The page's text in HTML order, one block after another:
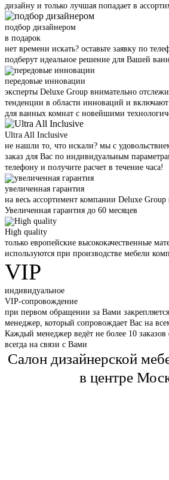
дизайну и только лучшая попадает в
подбор дизайнером
в подарок
нет времени искать? оставьте заявку по
подберут идеальное решение для Вашей
передовые инновации
эксперты Deluxe Group внимательно
тенденции в области инноваций и включают
для ванных комнат с новейшими
Ultra All Inclusive
не нашли то, что искали? мы с
заказ для Вас по индивидуальным
телефону и получите расчет в течение часа!
увеличенная гарантия
на весь ассортимент компании Deluxe Group
Увеличенная гарантия до 60 месяцев
High quality
только европейские высококачественные
используются при производстве мебели
VIP
индивидуальное
VIP-сопровождение
при первом обращении за Вами
менеджер, который сопровождает Вас на
Каждый менеджер ведёт не более 10
всегда на связи с Вами
Салон дизайнерской
в центре